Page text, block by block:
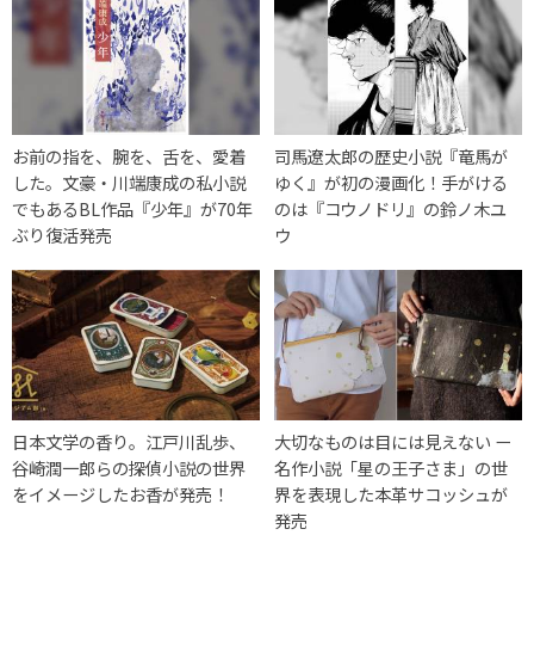
お前の指を、腕を、舌を、愛着
した。文豪・川端康成の私小説
でもあるBL作品『少年』が70年
ぶり復活発売
司馬遼太郎の歴史小説『竜馬が
ゆく』が初の漫画化！手がける
のは『コウノドリ』の鈴ノ木ユ
ウ
日本文学の香り。江戸川乱歩、
谷崎潤一郎らの探偵小説の世界
をイメージしたお香が発売！
大切なものは目には見えない ー
名作小説「星の王子さま」の世
界を表現した本革サコッシュが
発売